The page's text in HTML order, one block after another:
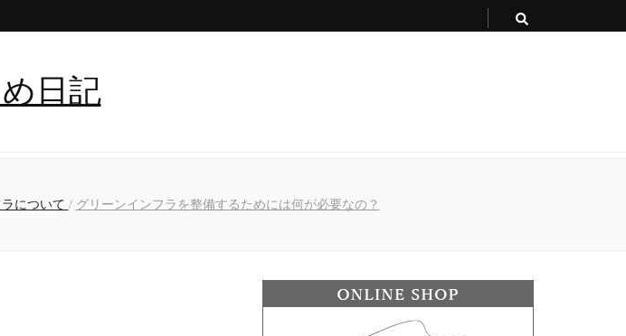
日記
について / グリーンインフラを整備するためには何が必要なの？